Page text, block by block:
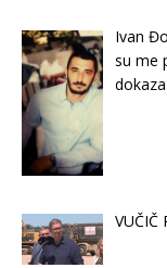
Ivan
su me
VUČIČ